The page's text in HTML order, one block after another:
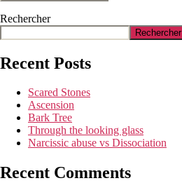
Rechercher
Rechercher
Recent Posts
Scared Stones
Ascension
Bark Tree
Through the looking glass
Narcissic abuse vs Dissociation
Recent Comments